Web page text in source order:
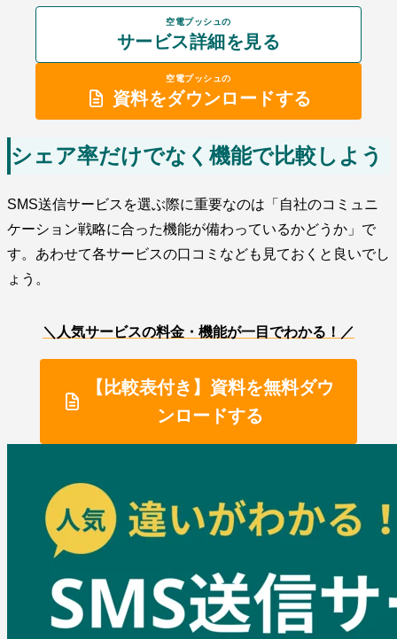
空電プッシュの
サービス詳細を見る
空電プッシュの
資料をダウンロードする
シェア率だけでなく機能で比較しよう
SMS送信サービスを選ぶ際に重要なのは「自社のコミュニ
ケーション戦略に合った機能が備わっているかどうか」で
す。あわせて各サービスの口コミなども見ておくと良いでし
ょう。
＼人気サービスの料金・機能が一目でわかる！／
【比較表付き】資料を無料ダウ
ンロードする